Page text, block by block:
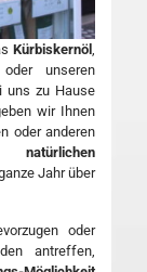
Kürbiskernöl ,
oder unseren
uns zu Hause
wir Ihnen
oder anderen
natürlichen
Jahr über
oder
antreffen,